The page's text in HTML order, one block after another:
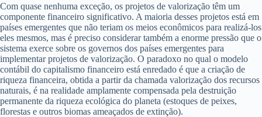
Com quase nenhuma exceção, os projetos de valorização têm um
componente financeiro significativo. A maioria desses projetos está em
países emergentes que não teriam os meios econômicos para realizá-los
eles mesmos, mas é preciso considerar também a enorme pressão que o
sistema exerce sobre os governos dos países emergentes para
implementar projetos de valorização. O paradoxo no qual o modelo
contábil do capitalismo financeiro está enredado é que a criação de
riqueza financeira, obtida a partir da chamada valorização dos recursos
naturais, é na realidade amplamente compensada pela destruição
permanente da riqueza ecológica do planeta (estoques de peixes,
florestas e outros biomas ameaçados de extinção).